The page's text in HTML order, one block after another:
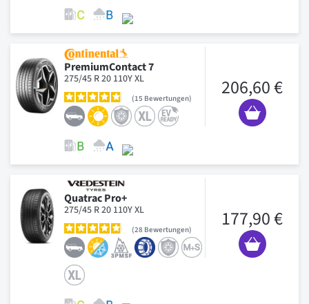
PremiumContact 7
275/45 R 20 110Y XL
15 Bewertungen 206,60 €
Quatrac Pro+
275/45 R 20 110Y XL
28 Bewertungen 177,90 €